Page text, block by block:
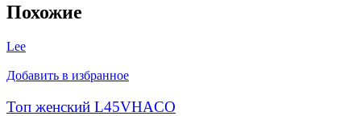
Похожие
Lee
Добавить в избранное
Топ женский L45VHACO